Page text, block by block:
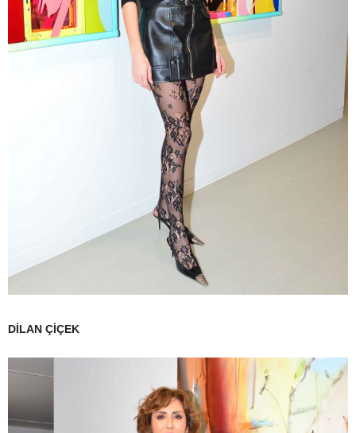
DİLAN ÇİÇEK